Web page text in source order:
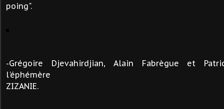
poing".
-Grégoire Djevahirdjian, Alain Fabrègue et
l'éphémère
ZIZANIE.